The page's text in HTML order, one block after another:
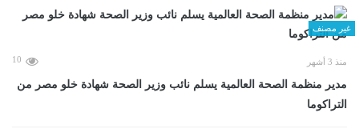
غير مصنف
منذ 3 أشهر 10
مدير منظمة الصحة العالمية يسلم نائب وزير الصحة شهادة خلو مصر من
التراكوما